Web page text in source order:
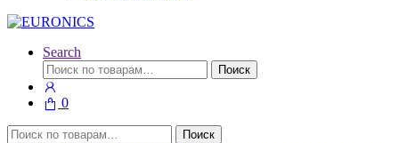
Search
Искать:
Поиск
0
Искать:
Поиск